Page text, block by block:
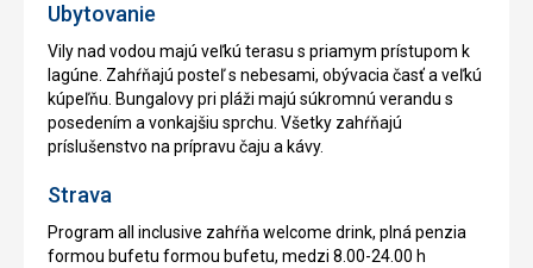
Ubytovanie
Vily nad vodou majú veľkú terasu s priamym prístupom k
lagúne. Zahŕňajú posteľ s nebesami, obývacia časť a veľkú
kúpeľňu. Bungalovy pri pláži majú súkromnú verandu s
posedením a vonkajšiu sprchu. Všetky zahŕňajú
príslušenstvo na prípravu čaju a kávy.
Strava
Program all inclusive zahŕňa welcome drink, plná penzia
formou bufetu formou bufetu, medzi 8.00-24.00 h